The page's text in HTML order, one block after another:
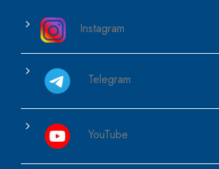
Instagram
Telegram
YouTube